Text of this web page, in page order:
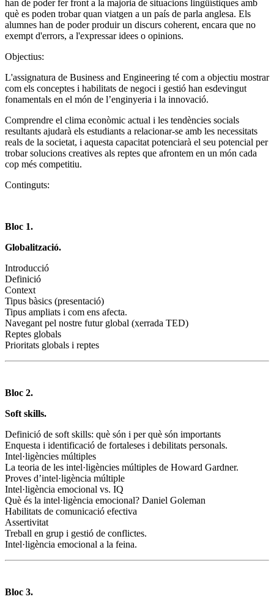
han de poder fer front a la majoria de situacions lingüístiques amb
què es poden trobar quan viatgen a un país de parla anglesa. Els
alumnes han de poder produir un discurs coherent, encara que no
exempt d'errors, a l'expressar idees o opinions.
Objectius:
L'assignatura de Business and Engineering té com a objectiu mostrar
com els conceptes i habilitats de negoci i gestió han esdevingut
fonamentals en el món de l’enginyeria i la innovació.
Comprendre el clima econòmic actual i les tendències socials
resultants ajudarà els estudiants a relacionar-se amb les necessitats
reals de la societat, i aquesta capacitat potenciarà el seu potencial per
trobar solucions creatives als reptes que afrontem en un món cada
cop més competitiu.
Continguts:
Bloc 1.
Globalització.
Introducció
Definició
Context
Tipus bàsics (presentació)
Tipus ampliats i com ens afecta.
Navegant pel nostre futur global (xerrada TED)
Reptes globals
Prioritats globals i reptes
Bloc 2.
Soft skills.
Definició de soft skills: què són i per què són importants
Enquesta i identificació de fortaleses i debilitats personals.
Intel·ligències múltiples
La teoria de les intel·ligències múltiples de Howard Gardner.
Proves d’intel·ligència múltiple
Intel·ligència emocional vs. IQ
Què és la intel·ligència emocional? Daniel Goleman
Habilitats de comunicació efectiva
Assertivitat
Treball en grup i gestió de conflictes.
Intel·ligència emocional a la feina.
Bloc 3.